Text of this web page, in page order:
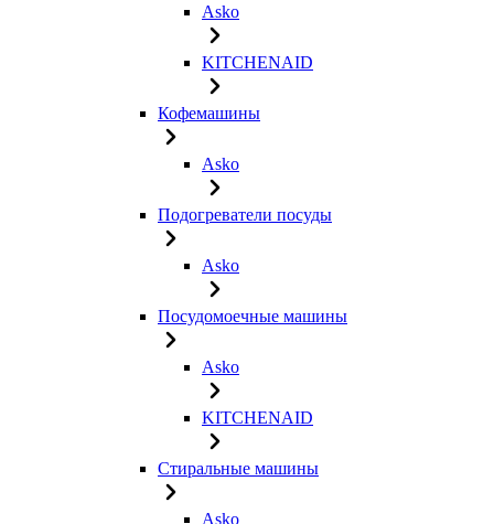
Asko
KITCHENAID
Кофемашины
Asko
Подогреватели посуды
Asko
Посудомоечные машины
Asko
KITCHENAID
Стиральные машины
Asko